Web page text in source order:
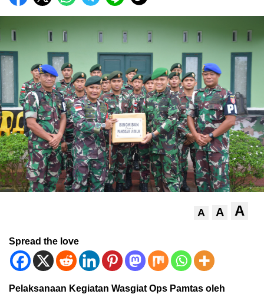
A A A
Spread the love
Pelaksanaan Kegiatan Wasgiat Ops Pamtas oleh